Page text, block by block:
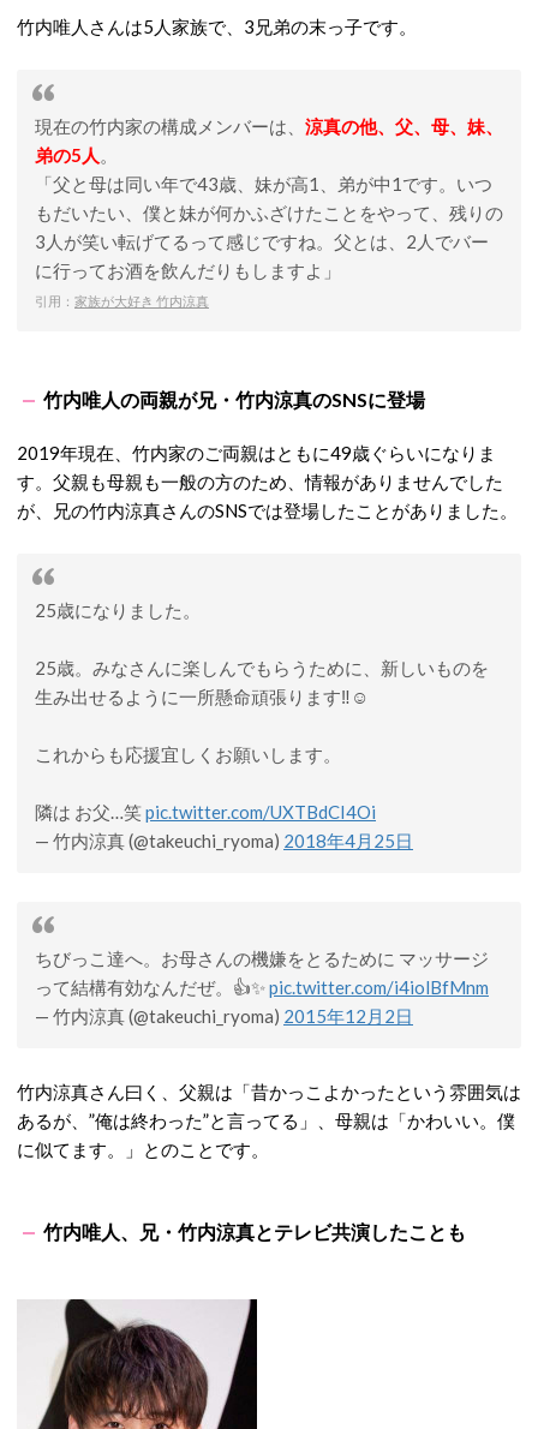
竹内唯人さんは5人家族で、3兄弟の末っ子です。
現在の竹内家の構成メンバーは、 涼真の他、父、母、妹、
弟の5人 。
「父と母は同い年で43歳、妹が高1、弟が中1です。いつ
もだいたい、僕と妹が何かふざけたことをやって、残りの
3人が笑い転げてるって感じですね。父とは、2人でバー
に行ってお酒を飲んだりもしますよ」
引用： 家族が大好き 竹内涼真
竹内唯人の両親が兄・竹内涼真のSNSに登場
2019年現在、竹内家のご両親はともに49歳ぐらいになりま
す。父親も母親も一般の方のため、情報がありませんでした
が、兄の竹内涼真さんのSNSでは登場したことがありました。
25歳になりました。
25歳。みなさんに楽しんでもらうために、新しいものを
生み出せるように一所懸命頑張ります‼️☺️
これからも応援宜しくお願いします。
隣は お父…笑 pic.twitter.com/UXTBdCI4Oi
— 竹内涼真 (@takeuchi_ryoma) 2018年4月25日
ちびっこ達へ。お母さんの機嫌をとるために マッサージ
って結構有効なんだぜ。👍✨pic.twitter.com/i4iolBfMnm
— 竹内涼真 (@takeuchi_ryoma) 2015年12月2日
竹内涼真さん曰く、父親は「昔かっこよかったという雰囲気は
あるが、”俺は終わった”と言ってる」、母親は「かわいい。僕
に似てます。」とのことです。
竹内唯人、兄・竹内涼真とテレビ共演したことも